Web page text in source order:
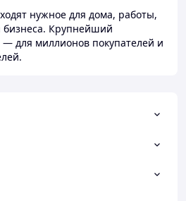
нужное для дома, работы,
бизнеса. Крупнейший
для миллионов покупателей и